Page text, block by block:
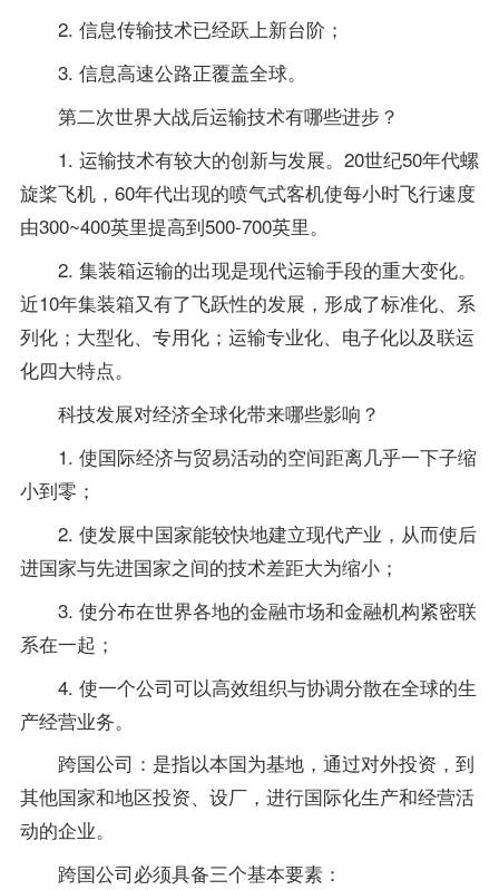
2. 信息传输技术已经跃上新台阶；
3. 信息高速公路正覆盖全球。
第二次世界大战后运输技术有哪些进步？
1. 运输技术有较大的创新与发展。20世纪50年代螺
旋桨飞机，60年代出现的喷气式客机使每小时飞行速度
由300~400英里提高到500-700英里。
2. 集装箱运输的出现是现代运输手段的重大变化。
近10年集装箱又有了飞跃性的发展，形成了标准化、系
列化；大型化、专用化；运输专业化、电子化以及联运
化四大特点。
科技发展对经济全球化带来哪些影响？
1. 使国际经济与贸易活动的空间距离几乎一下子缩
小到零；
2. 使发展中国家能较快地建立现代产业，从而使后
进国家与先进国家之间的技术差距大为缩小；
3. 使分布在世界各地的金融市场和金融机构紧密联
系在一起；
4. 使一个公司可以高效组织与协调分散在全球的生
产经营业务。
跨国公司：是指以本国为基地，通过对外投资，到
其他国家和地区投资、设厂，进行国际化生产和经营活
动的企业。
跨国公司必须具备三个基本要素：